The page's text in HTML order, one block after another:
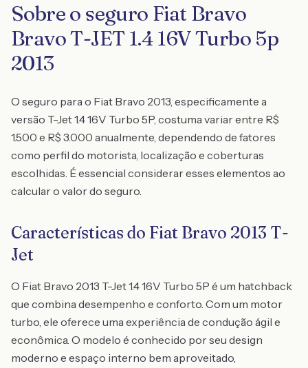
Sobre o seguro Fiat Bravo
Bravo T-JET 1.4 16V Turbo 5p
2013
O seguro para o Fiat Bravo 2013, especificamente a
versão T-Jet 1.4 16V Turbo 5P, costuma variar entre R$
1.500 e R$ 3.000 anualmente, dependendo de fatores
como perfil do motorista, localização e coberturas
escolhidas. É essencial considerar esses elementos ao
calcular o valor do seguro.
Características do Fiat Bravo 2013 T-
Jet
O Fiat Bravo 2013 T-Jet 1.4 16V Turbo 5P é um hatchback
que combina desempenho e conforto. Com um motor
turbo, ele oferece uma experiência de condução ágil e
econômica. O modelo é conhecido por seu design
moderno e espaço interno bem aproveitado,